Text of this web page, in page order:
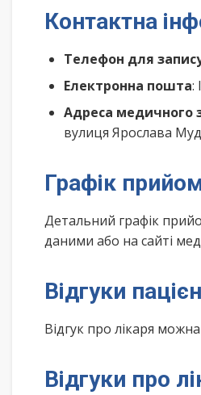
Контактна
Телефон для
Електронна пошта:
Адреса медичного
вулиця Ярослава
Графік
Детальний графік
даними або на сайті
Відгуки
Відгук про лікаря
Відгуки про